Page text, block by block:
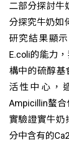
二部分探討牛
分探究牛奶如
研究結果顯
E.coli的能力
構中的硫醇基
活性中心，
Ampicillin螯
實驗證實牛奶
分中含有的